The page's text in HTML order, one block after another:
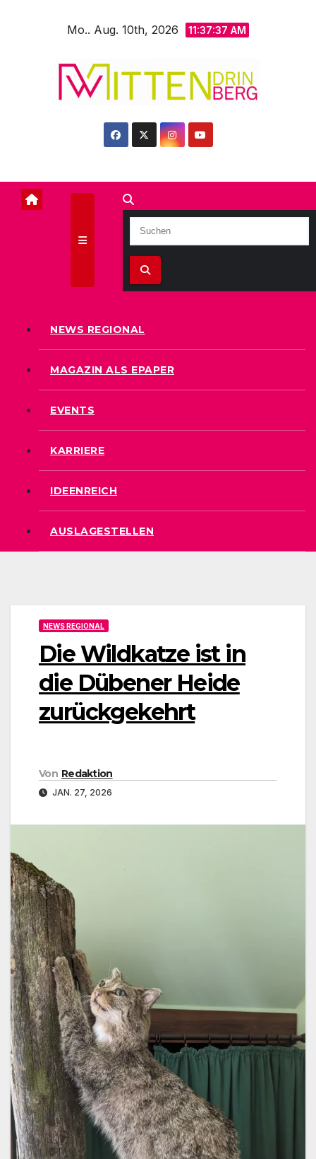
Mo.. Aug. 10th, 2026 11:37:39 AM
NEWS REGIONAL
MAGAZIN ALS EPAPER
EVENTS
KARRIERE
IDEENREICH
AUSLAGESTELLEN
NEWS REGIONAL
Die Wildkatze ist in
die Dübener Heide
zurückgekehrt
Von Redaktion
JAN. 27, 2026